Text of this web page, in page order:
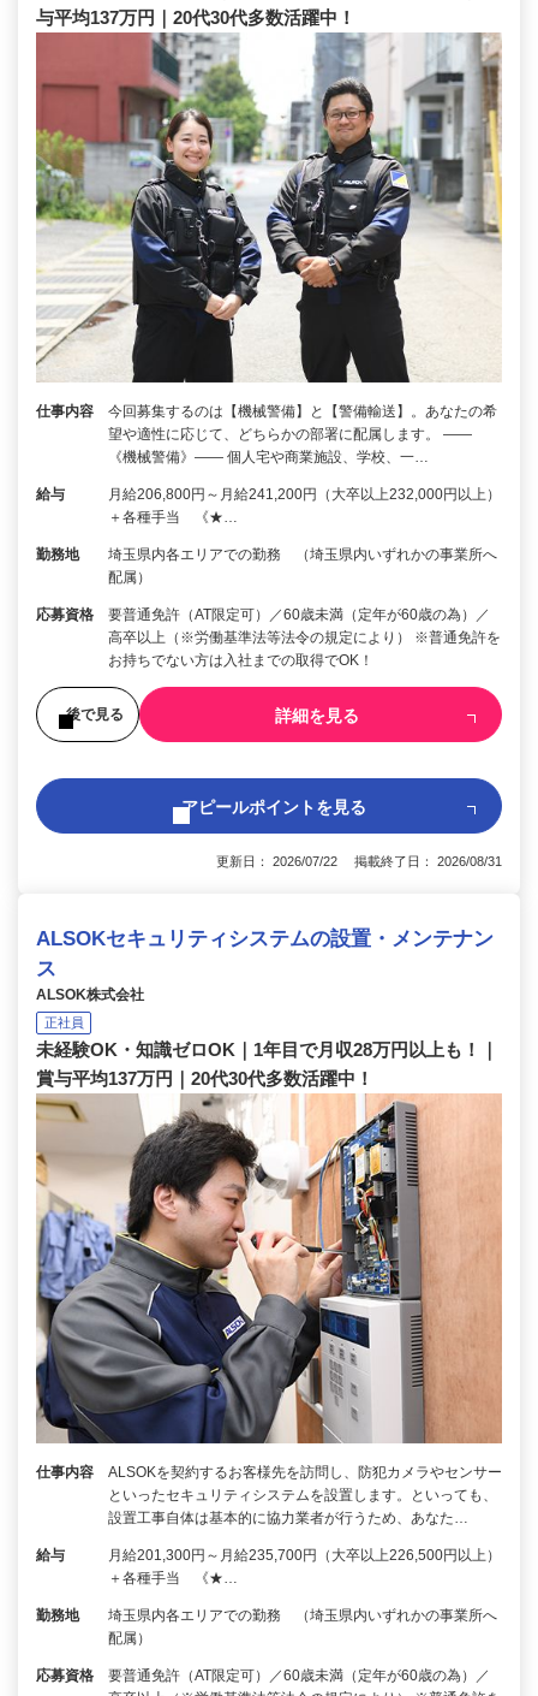
与平均137万円｜20代30代多数活躍中！
仕事内容
今回募集するのは【機械警備】と【警備輸送】。あなたの希
望や適性に応じて、どちらかの部署に配属します。 ――
《機械警備》―― 個人宅や商業施設、学校、一…
給与
月給206,800円～月給241,200円（大卒以上232,000円以上）
＋各種手当 《★…
勤務地
埼玉県内各エリアでの勤務 （埼玉県内いずれかの事業所へ
配属）
応募資格
要普通免許（AT限定可）／60歳未満（定年が60歳の為）／
高卒以上（※労働基準法等法令の規定により） ※普通免許を
お持ちでない方は入社までの取得でOK！
後で見る 詳細を見る
アピールポイントを見る
更新日： 2026/07/22 掲載終了日： 2026/08/31
ALSOKセキュリティシステムの設置・メンテナン
ス
ALSOK株式会社
正社員
未経験OK・知識ゼロOK｜1年目で月収28万円以上も！｜
賞与平均137万円｜20代30代多数活躍中！
仕事内容
ALSOKを契約するお客様先を訪問し、防犯カメラやセンサー
といったセキュリティシステムを設置します。といっても、
設置工事自体は基本的に協力業者が行うため、あなた…
給与
月給201,300円～月給235,700円（大卒以上226,500円以上）
＋各種手当 《★…
勤務地
埼玉県内各エリアでの勤務 （埼玉県内いずれかの事業所へ
配属）
応募資格
要普通免許（AT限定可）／60歳未満（定年が60歳の為）／